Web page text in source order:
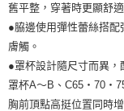
舊平整，穿著時更顯舒
●脇邊使用彈性蕾絲搭
膚觸。
●罩杯設計隨尺寸而異，
罩杯A～B、C65・70・
胸前頂點高挺位置同時